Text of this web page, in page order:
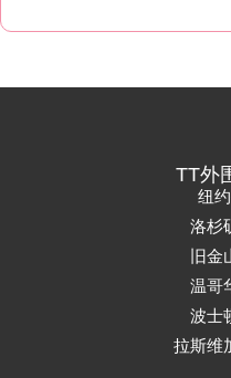
TT外
纽
洛杉
旧金
温哥
波士
拉斯维